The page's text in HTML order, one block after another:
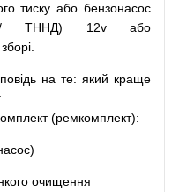
тиску або бензонасос
ТННД) 12v
або
зборі
на те: який краще
(ремкомплект):
очищення